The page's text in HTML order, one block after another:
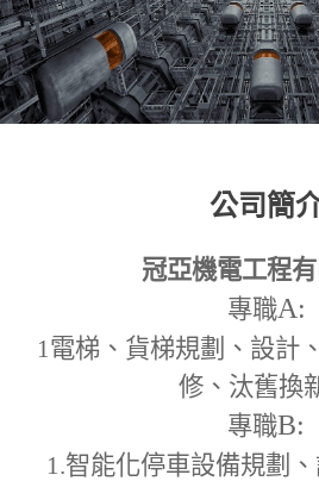
公司簡
冠亞機電工程
專職A:
1電梯、貨梯規劃、設計
修、汰舊換
專職B:
1.智能化停車設備規劃